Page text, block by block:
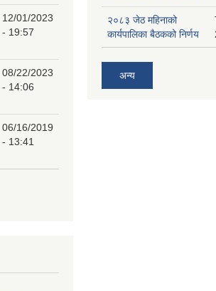
12/01/2023
- 19:57
08/22/2023
- 14:06
06/16/2019
- 13:41
२०८३ जेठ महिनाको
कार्यपालिका बैठकको निर्णय
अन्य